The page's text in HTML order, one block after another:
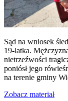
Sąd na wniosek
19-latka.
nietrzeźwości
poniósł jego
na terenie gminy
Zobacz materiał